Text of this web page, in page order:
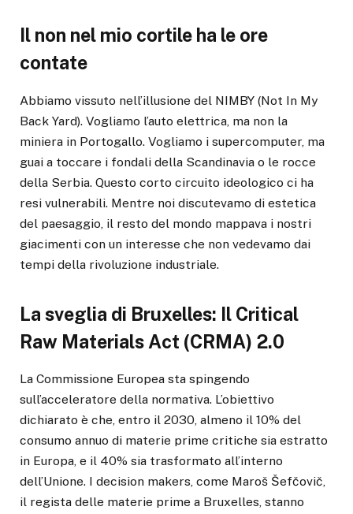
Il non nel mio cortile ha le ore
contate
Abbiamo vissuto nell’illusione del NIMBY (Not In My
Back Yard). Vogliamo l’auto elettrica, ma non la
miniera in Portogallo. Vogliamo i supercomputer, ma
guai a toccare i fondali della Scandinavia o le rocce
della Serbia. Questo corto circuito ideologico ci ha
resi vulnerabili. Mentre noi discutevamo di estetica
del paesaggio, il resto del mondo mappava i nostri
giacimenti con un interesse che non vedevamo dai
tempi della rivoluzione industriale.
La sveglia di Bruxelles: Il Critical
Raw Materials Act (CRMA) 2.0
La Commissione Europea sta spingendo
sull’acceleratore della normativa. L’obiettivo
dichiarato è che, entro il 2030, almeno il 10% del
consumo annuo di materie prime critiche sia estratto
in Europa, e il 40% sia trasformato all’interno
dell’Unione. I decision makers, come Maroš Šefčovič,
il regista delle materie prime a Bruxelles, stanno